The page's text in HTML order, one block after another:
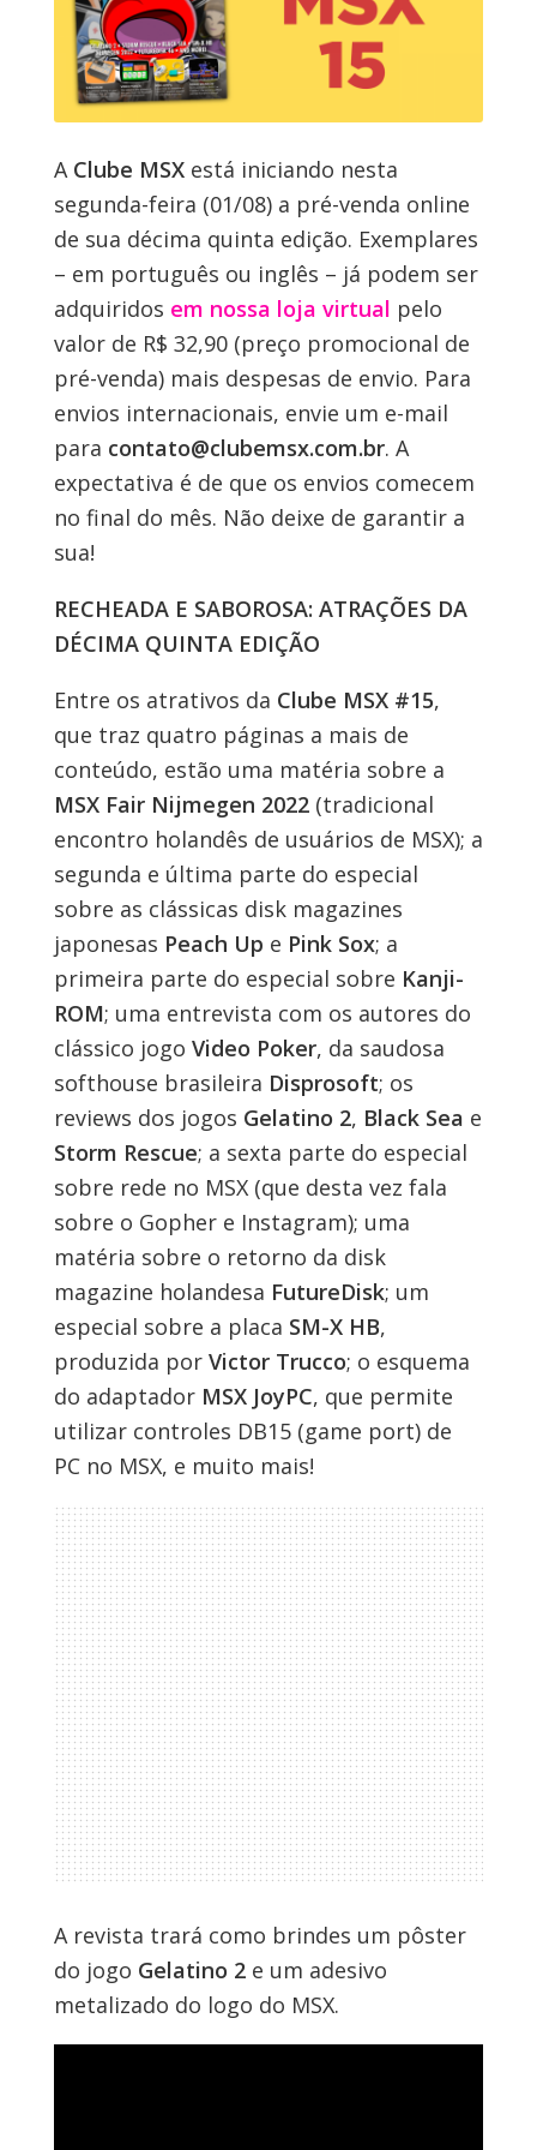
A Clube MSXestá iniciando nesta
segunda-feira (01/08) a pré-venda online
de sua décima quinta edição. Exemplares
– em português ou inglês – já podem ser
adquiridos em nossa loja virtual pelo
valor de R$ 32,90 (preço promocional de
pré-venda) mais despesas de envio. Para
envios internacionais, envie um e-mail
para contato@clubemsx.com.br. A
expectativa é de que os envios comecem
no final do mês. Não deixe de garantir a
sua!
RECHEADA E SABOROSA: ATRAÇÕES DA
DÉCIMA QUINTA EDIÇÃO
Entre os atrativos da Clube MSX #15,
que traz quatro páginas a mais de
conteúdo, estão uma matéria sobre a
MSX Fair Nijmegen 2022(tradicional
encontro holandês de usuários de MSX); a
segunda e última parte do especial
sobre as clássicas disk magazines
japonesas Peach Up e Pink Sox; a
primeira parte do especial sobre Kanji-
ROM; uma entrevista com os autores do
clássico jogo Video Poker, da saudosa
softhouse brasileira Disprosoft; os
reviews dos jogos Gelatino 2, Black Sea e
Storm Rescue; a sexta parte do especial
sobre rede no MSX (que desta vez fala
sobre o Gopher e Instagram); uma
matéria sobre o retorno da disk
magazine holandesa FutureDisk; um
especial sobre a placa SM-X HB,
produzida por Victor Trucco; o esquema
do adaptador MSX JoyPC, que permite
utilizar controles DB15 (game port) de
PC no MSX, e muito mais!
A revista trará como brindes um pôster
do jogo Gelatino 2e um adesivo
metalizado do logo do MSX.